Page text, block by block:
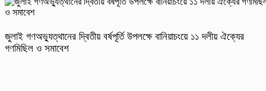
জুলাই গণঅভ্যুত্থানের দ্বিতীয় বর্ষপূর্তি উপলক্ষে বানিয়াচংয়ে ১১ দলীয় ঐক্যের
গণমিছিল ও সমাবেশ